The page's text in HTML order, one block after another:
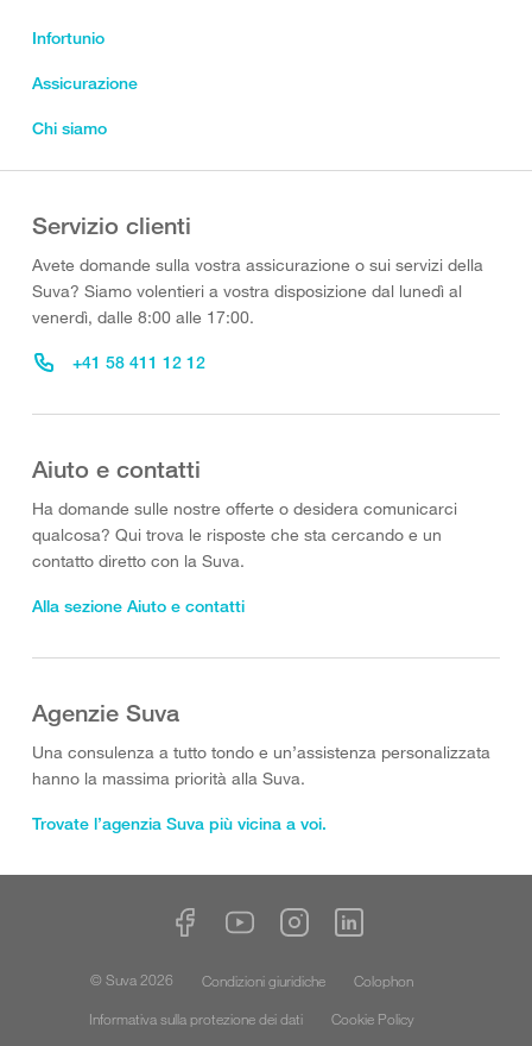
Infortunio
Assicurazione
Chi siamo
Servizio clienti
Avete domande sulla vostra assicurazione o sui servizi della
Suva? Siamo volentieri a vostra disposizione dal lunedì al
venerdì, dalle 8:00 alle 17:00.
+41 58 411 12 12
Aiuto e contatti
Ha domande sulle nostre offerte o desidera comunicarci
qualcosa? Qui trova le risposte che sta cercando e un
contatto diretto con la Suva.
Alla sezione Aiuto e contatti
Agenzie Suva
Una consulenza a tutto tondo e un’assistenza personalizzata
hanno la massima priorità alla Suva.
Trovate l’agenzia Suva più vicina a voi.
© Suva 2026 Condizioni giuridiche
Colophon
Informativa sulla protezione dei dati
Cookie Policy